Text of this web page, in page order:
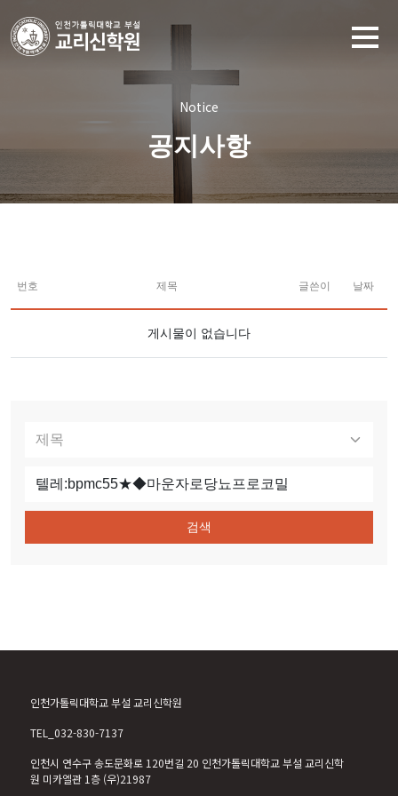
Notice
공지사항
번호 제목 글쓴이 날짜
게시물이 없습니다
검색
인천가톨릭대학교 부설 교리신학원
TEL_032-830-7137
인천시 연수구 송도문화로 120번길 20 인천가톨릭대학교 부설 교리신학
원 미카엘관 1층 (우)21987